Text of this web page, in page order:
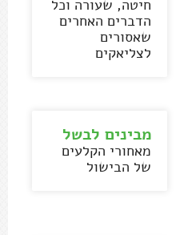
חיטה, שעורה וכל
הדברים האחרים
שאסורים
לצליאקים
מבינים לבשל
מאחורי הקלעים
של הבישול